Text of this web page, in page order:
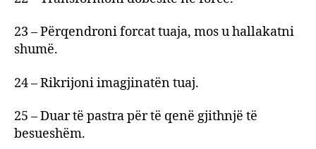
23 – Përqendroni forcat tuaja, mos u hallakatni
shumë.
24 – Rikrijoni imagjinatën tuaj.
25 – Duar të pastra për të qenë gjithnjë të
besueshëm.